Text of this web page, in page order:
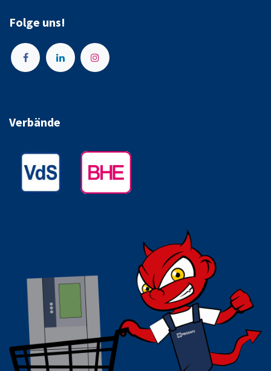
Folge uns!
Verbände